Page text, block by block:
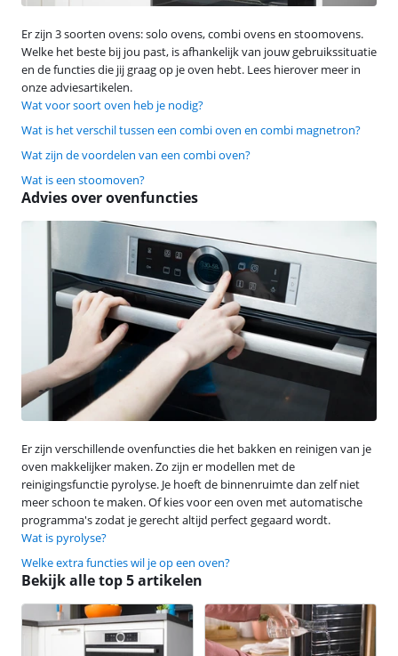
Er zijn 3 soorten ovens: solo ovens, combi ovens en stoomovens.
Welke het beste bij jou past, is afhankelijk van jouw gebruikssituatie
en de functies die jij graag op je oven hebt. Lees hierover meer in
onze adviesartikelen.
Wat voor soort oven heb je nodig?
Wat is het verschil tussen een combi oven en combi magnetron?
Wat zijn de voordelen van een combi oven?
Wat is een stoomoven?
Advies over ovenfuncties
Er zijn verschillende ovenfuncties die het bakken en reinigen van je
oven makkelijker maken. Zo zijn er modellen met de
reinigingsfunctie pyrolyse. Je hoeft de binnenruimte dan zelf niet
meer schoon te maken. Of kies voor een oven met automatische
programma's zodat je gerecht altijd perfect gegaard wordt.
Wat is pyrolyse?
Welke extra functies wil je op een oven?
Bekijk alle top 5 artikelen